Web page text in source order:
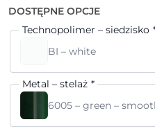
DOSTĘPNE OPCJE
Technopolimer – siedzisko *
BI – white
Metal – stelaż *
6005 – green –